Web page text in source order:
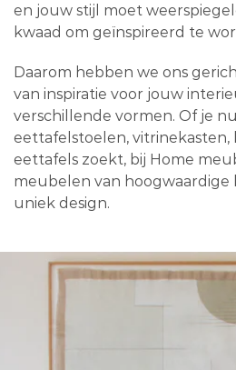
en jouw stijl moet
kwaad om geïnspireerd te
Daarom hebben we ons
van inspiratie voor jouw
verschillende vormen. Of je
eettafelstoelen, vitrinekasten,
eettafels zoekt, bij Home
meubelen van hoogwaardige
uniek design.